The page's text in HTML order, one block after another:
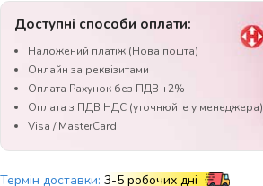
Доступні способи оплати:
Наложений платіж (Нова пошта)
Онлайн за реквізитами
Оплата Рахунок без ПДВ +2%
Оплата з ПДВ НДС (уточнюйте у менеджера)
Visa / MasterCard
Термін доставки: 3-5 робочих дні